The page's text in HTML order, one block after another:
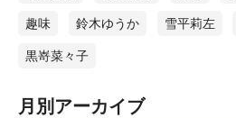
趣味 鈴木ゆうか 雪平莉左
黒嵜菜々子
月別アーカイブ